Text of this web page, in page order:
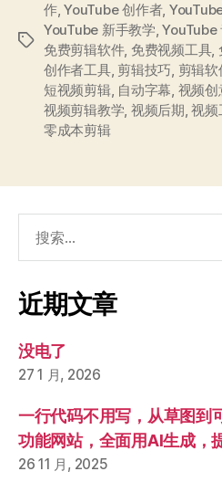
标
作,YouTube 创作者,
YouTube 新手教学,YouTube
免费剪辑软件, 免费视频工具,
创作者工具, 剪辑技巧, 剪辑
短视频剪辑, 自动字幕, 视频创
视频剪辑教学, 视频后期,视频
零成本剪辑
索：
近期文章
没电了
27 1 月, 2026
一行代码不用写，从草图到
功能网站，全面用AI生成，
26 11 月, 2025